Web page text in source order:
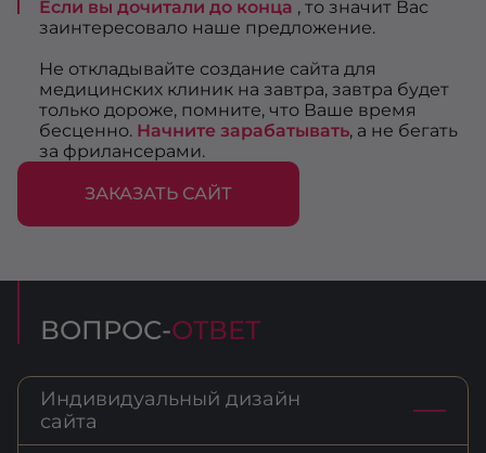
Если вы дочитали до конца , то значит Вас
заинтересовало наше предложение.
Не откладывайте создание сайта для
медицинских клиник на завтра, завтра будет
только дороже, помните, что Ваше время
бесценно. Начните зарабатывать, а не бегать
за фрилансерами.
ЗАКАЗАТЬ САЙТ
ВОПРОС-ОТВЕТ
Индивидуальный дизайн
сайта